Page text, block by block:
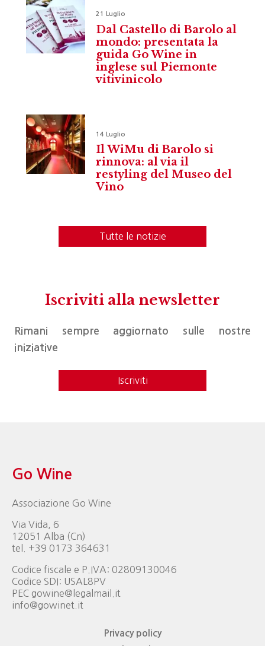
21 Luglio
Dal Castello di Barolo al
mondo: presentata la
guida Go Wine in
inglese sul Piemonte
vitivinicolo
14 Luglio
Il WiMu di Barolo si
rinnova: al via il
restyling del Museo del
Vino
Tutte le notizie
Iscriviti alla newsletter
Rimani sempre aggiornato sulle nostre
iniziative
Iscriviti
Go Wine
Associazione Go Wine
Via Vida, 6
12051 Alba (Cn)
tel. +39 0173 364631
Codice fiscale e P.IVA: 02809130046
Codice SDI: USAL8PV
PEC gowine@legalmail.it
info@gowinet.it
Privacy policy